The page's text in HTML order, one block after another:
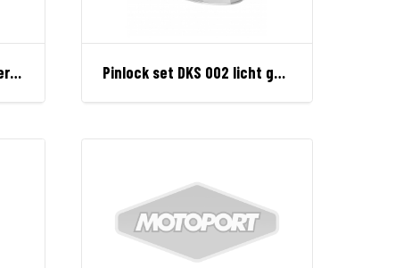
Pinlock set DKS 002 donker getint Pinlock set DKS 002 licht getint 70 perf